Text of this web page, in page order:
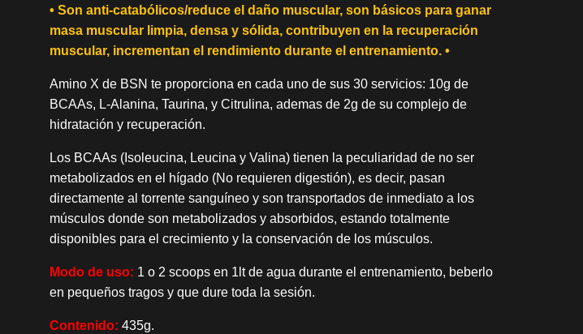
• Son anti-catabólicos/reduce el daño muscular, son básicos para ganar
masa muscular limpia, densa y sólida, contribuyen en la recuperación
muscular, incrementan el rendimiento durante el entrenamiento. •
Amino X de BSN te proporciona en cada uno de sus 30 servicios: 10g de
BCAAs, L-Alanina, Taurina, y Citrulina, ademas de 2g de su complejo de
hidratación y recuperación.
Los BCAAs (Isoleucina, Leucina y Valina) tienen la peculiaridad de no ser
metabolizados en el hígado (No requieren digestión), es decir, pasan
directamente al torrente sanguíneo y son transportados de inmediato a los
músculos donde son metabolizados y absorbidos, estando totalmente
disponibles para el crecimiento y la conservación de los músculos.
Modo de uso: 1 o 2 scoops en 1lt de agua durante el entrenamiento, beberlo
en pequeños tragos y que dure toda la sesión.
Contenido: 435g.